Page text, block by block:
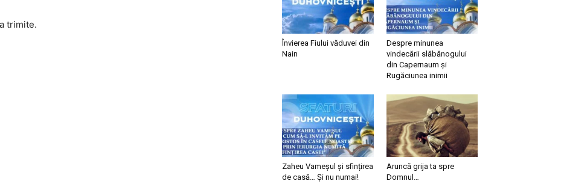
trimite.
Învierea Fiului văduvei din
Nain
Despre minunea
vindecării slăbănogului
din Capernaum și
Rugăciunea inimii
Zaheu Vameșul și sfințirea
de casă… Și nu numai!
Aruncă grija ta spre
Domnul…